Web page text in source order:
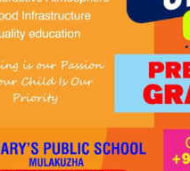
il portale si posiziona
EVENTI
25